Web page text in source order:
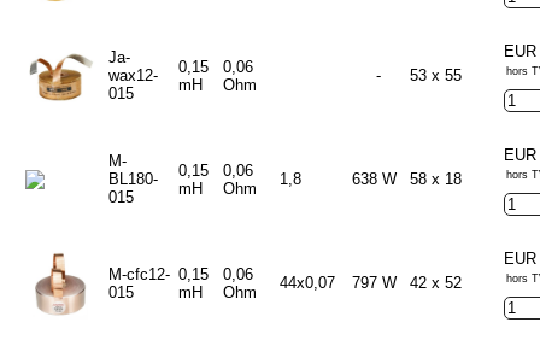
Ja-
wax12-
015
0,15
mH
0,06
Ohm
- 53 x 55 hors
M-
BL180-
015
0,15
mH
0,06
Ohm
1,8 638 W 58 x 18 hors
M-cfc12-
015
0,15
mH
0,06
Ohm
44x0,07 797 W 42 x 52 hors